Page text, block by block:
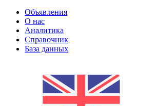
Объявления
О нас
Аналитика
Справочник
База данных